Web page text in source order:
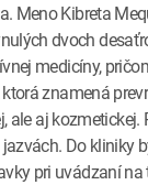
Meno Kibreta
dvoch
medicíny,
znamená
ale aj
Do
pri uvádzaní